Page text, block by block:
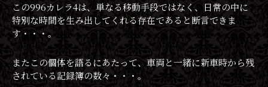
この996カレラ4は、単なる移動手段ではなく、日常の中に
特別な時間を生み出してくれる存在であると断言できま
す・・・。
またこの個体を語るにあたって、車両と一緒に新車時から残
されている記録簿の数々・・・。